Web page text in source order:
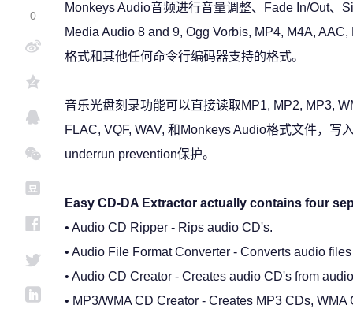
Monkeys Audio音频进行音量调整、Fade In/Out、
Media Audio 8 and 9, Ogg Vorbis, MP4, M4A,
格式和其他任何命令行编码器支持的格式。
音乐光盘刻录功能可以直接读取MP1, MP2, MP3,
FLAC, VQF, WAV, 和Monkeys Audio格式文件，写
underrun prevention保护。
Easy CD-DA Extractor actually contains four
• Audio CD Ripper - Rips audio CD's.
• Audio File Format Converter - Converts audio
• Audio CD Creator - Creates audio CD's from
• MP3/WMA CD Creator - Creates MP3 CDs,
0